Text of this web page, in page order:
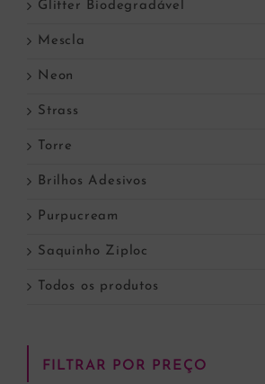
Glitter Biodegradável
Mescla
Neon
Strass
Torre
Brilhos Adesivos
Purpucream
Saquinho Ziploc
Todos os produtos
FILTRAR POR PREÇO